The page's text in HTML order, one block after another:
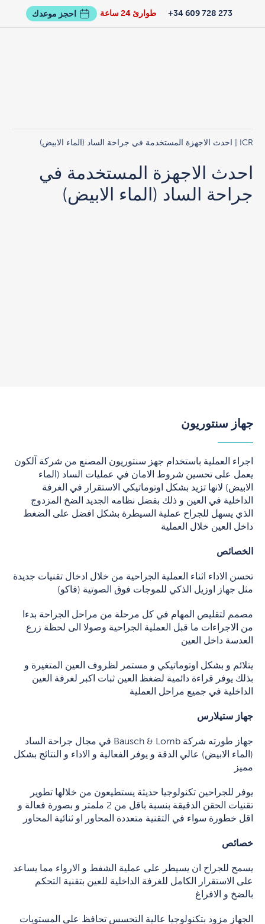
طوارئ 24 ساعة 273 728 609 34+ احجز موعدك
ICR | احدث الاجهزة المستخدمة في جراحة الساد (الماء الابيض)
احدث الاجهزة المستخدمة في
جراحة الساد (الماء الابيض)
جهاز سنتوريون
اجراء العملية باستخدام جهز سنتوريون المصنع من شركة آلكون
يعمل على تحسين شروط الامان في عمليات الساد (الماء
الابيض) لانها تزيد بشكل اوتوماتيكي الاستقرار في الغرفة
الداخلية في العين و ذلك بفضل نظامه الجديد الضخ المزدوج
الذي يسهل للجراح عملية السيطرة بشكل افضل على الضغط
داخل العين خلال العملية
الخصائص
تحسن الاداء اثناء العملية الجراحية من خلال ادخال تقنيات جديدة
مثل جهاز اوزيل الذكي للموجات فوق الصوتية (فاكو)
مصمم لتقليص المهام في كل مرحلة من مراحل الجراحة بدءا
من الاجراءات ما قبل العملية الجراحية وصولا الى لحظة زرع
العدسة داخل العين
يتلائم و بشكل اوتوماتيكي و مستمر لظروف العين المتغيرة و
بذلك يوفر قراءة دائمية لضغظ العين ثبات اكبر لغرفة العين
الداخلية في جميع مراحل العملية
جهاز ستيلارس
جهاز طورته شركة Bausch & Lomb في مجال جراحة الساد
(الماء الابيض) عالي الدقة و يوفر الفعالية و الاداء و النتائج بشكل
مميز
يوفر للجراحين تكنولوجيا حديثة يستطيعون من خلالها تطوير
تقنيات الحقن الدقيقة بنسبة باقل من 2 ملمتر و بصورة فعالة و
اقل خطورة سواء في التقنية متعددة المحاور او ثنائية المحاور
خصائص
يسمح للجراح ان يسيطر على عملية الشفط و الارواء مما يساعد
على الاستقرار الكامل للغرفة الداخلية للعين بتقنية التحكم
بالضخ و الافراغ
الجهاز مزود بتكنولوجيا عالية التحسس تحافظ على المستويات